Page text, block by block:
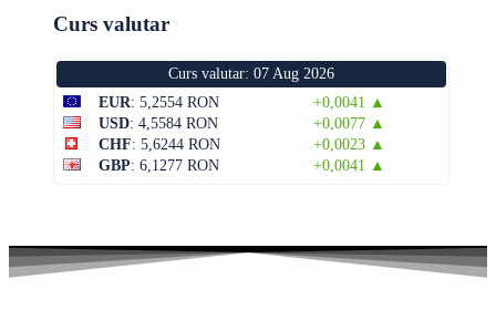
Curs valutar
Curs valutar: 07 Aug 2026
EUR: 5,2554 RON
+0,0041 ▲
USD: 4,5584 RON
+0,0077 ▲
CHF: 5,6244 RON
+0,0023 ▲
GBP: 6,1277 RON +0,0041 ▲